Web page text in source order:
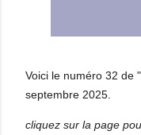
Voici le numéro 32 de "
septembre 2025.
cliquez sur la page